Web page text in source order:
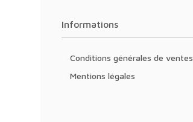
Informations
Conditions générales de ventes
Mentions légales